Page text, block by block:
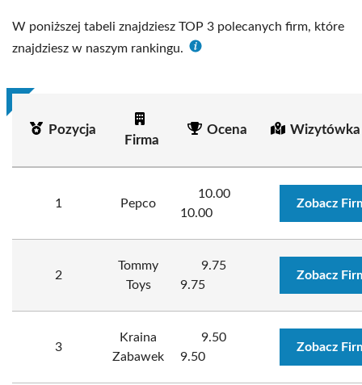
W poniższej tabeli znajdziesz TOP 3 polecanych firm, które
znajdziesz w naszym rankingu.
Pozycja
Firma
Ocena Wizytówka
1 Pepco
10.00
10.00
Zobacz
2
Tommy
Toys
9.75
9.75
Zobacz
3
Kraina
Zabawek
9.50
9.50
Zobacz